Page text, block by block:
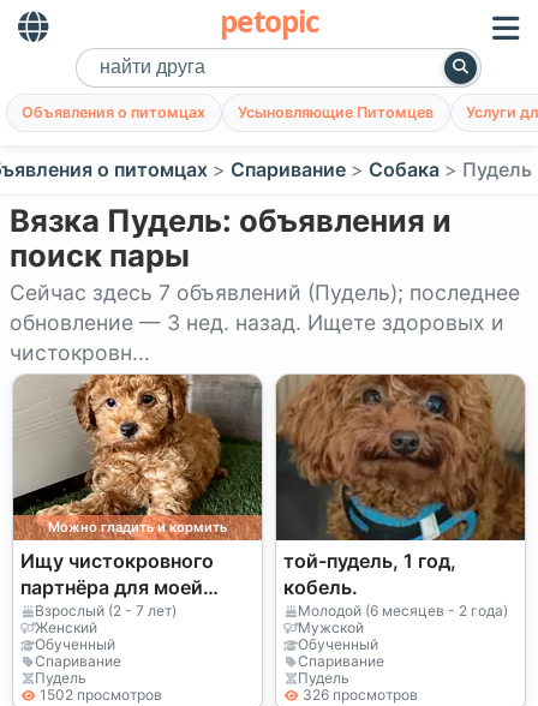
petopic
Объявления о питомцах Усыновляющие Питомцев Услуги
о питомцах Спаривание Собака Пудель
Вязка Пудель: объявления и
поиск пары
Сейчас здесь 7 объявлений (Пудель); последнее
обновление — 3 нед. назад. Ищете здоровых и
чистокровн...
Можно гладить и кормить
Ищу чистокровного
партнёра для моей
двухлетней суки той-
пуделя
Взрослый (2 - 7 лет)
Женский
Обученный
Спаривание
Пудель
1502 просмотров
той-пудель, 1 год,
кобель.
Молодой (6 месяцев - 2 года)
Мужской
Обученный
Спаривание
Пудель
326 просмотров